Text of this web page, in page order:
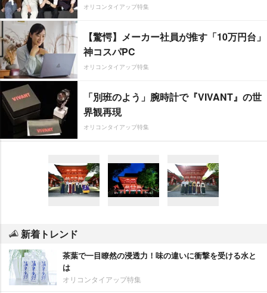
オリコンタイアップ特集
【驚愕】メーカー社員が推す「10万円台」
神コスパPC
オリコンタイアップ特集
「別班のよう」腕時計で『VIVANT』の世
界観再現
オリコンタイアップ特集
新着トレンド
茶葉で一目瞭然の浸透力！味の違いに衝撃を受ける水と
は
オリコンタイアップ特集